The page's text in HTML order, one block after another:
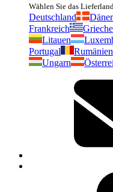
Wählen Sie das
Deutschland
Frankreich
Litauen
Portugal
Rumänien
Ungarn